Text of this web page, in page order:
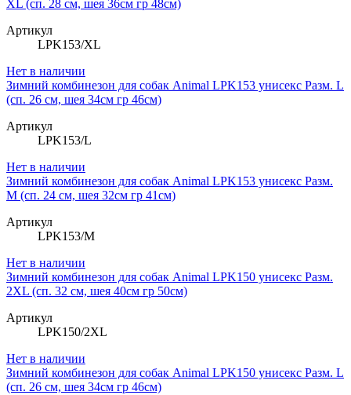
XL (сп. 28 см, шея 36см гр 48см)
Артикул
LPK153/XL
Нет в наличии
Зимний комбинезон для собак Animal LPK153 унисекс Разм. L
(сп. 26 см, шея 34см гр 46см)
Артикул
LPK153/L
Нет в наличии
Зимний комбинезон для собак Animal LPK153 унисекс Разм.
M (сп. 24 см, шея 32см гр 41см)
Артикул
LPK153/M
Нет в наличии
Зимний комбинезон для собак Animal LPK150 унисекс Разм.
2XL (сп. 32 см, шея 40см гр 50см)
Артикул
LPK150/2XL
Нет в наличии
Зимний комбинезон для собак Animal LPK150 унисекс Разм. L
(сп. 26 см, шея 34см гр 46см)